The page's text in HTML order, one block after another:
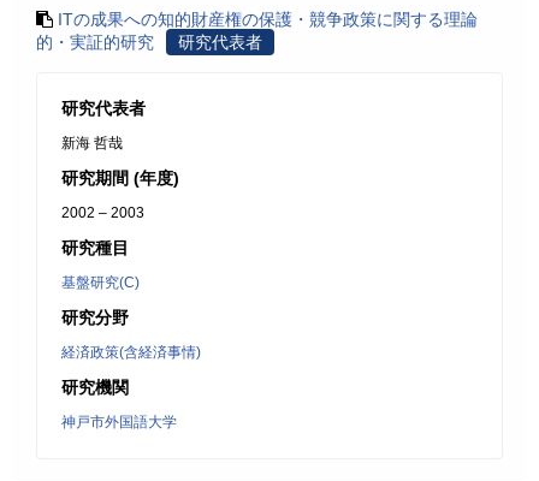
ITの成果への知的財産権の保護・競争政策に関する理論
的・実証的研究
研究代表者
研究代表者
新海 哲哉
研究期間 (年度)
2002 – 2003
研究種目
基盤研究(C)
研究分野
経済政策(含経済事情)
研究機関
神戸市外国語大学